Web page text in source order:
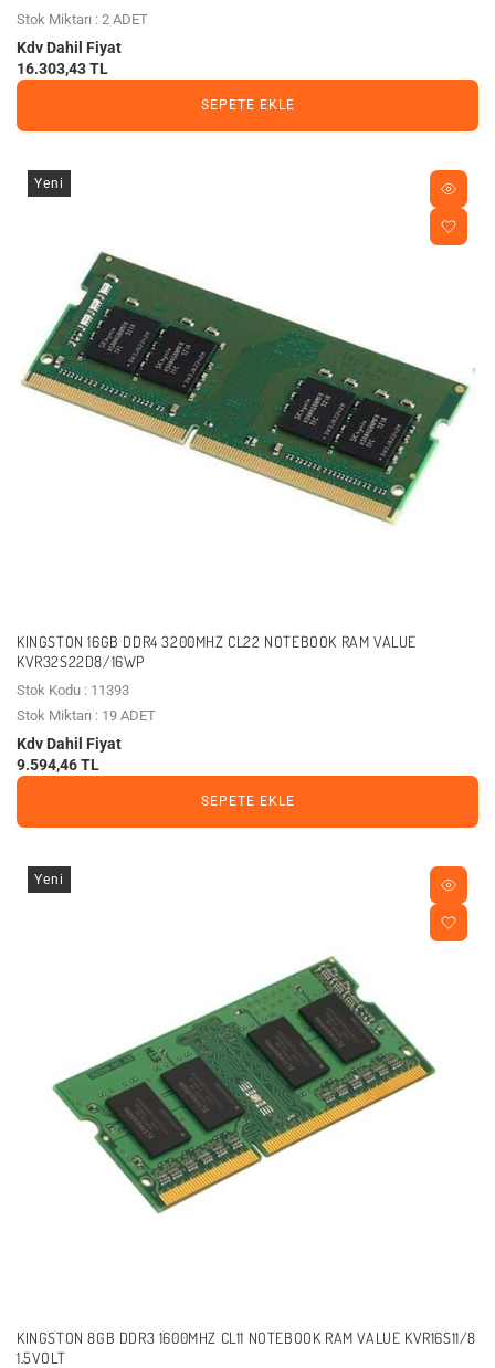
Stok Miktarı : 2 ADET
Kdv Dahil Fiyat
16.303,43 TL
SEPETE EKLE
Yeni
KINGSTON 16GB DDR4 3200MHZ CL22 NOTEBOOK RAM VALUE
KVR32S22D8/16WP
Stok Kodu : 11393
Stok Miktarı : 19 ADET
Kdv Dahil Fiyat
9.594,46 TL
SEPETE EKLE
Yeni
KINGSTON 8GB DDR3 1600MHZ CL11 NOTEBOOK RAM VALUE KVR16S11/8
1.5VOLT